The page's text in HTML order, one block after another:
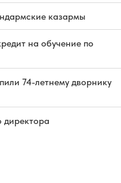
казармы
на обучение по
74-летнему дворнику
директора